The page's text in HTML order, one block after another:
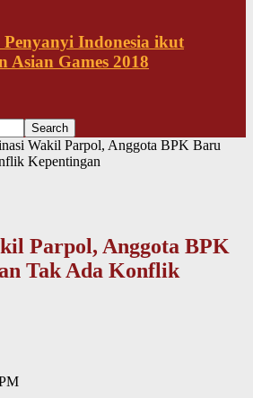
Penyanyi Indonesia ikut
Asian Games 2018
Wakil Parpol, Anggota BPK Baru
Kepentingan
Parpol, Anggota BPK
Tak Ada Konflik